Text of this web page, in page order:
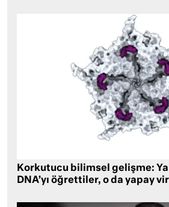
Korkutucu bilimsel gelişme:
DNA’yı öğrettiler, o da yapay